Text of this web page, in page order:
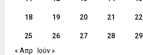
18 19 20 21 22
25 26 27 28 29
« Απρ
Ιούν »